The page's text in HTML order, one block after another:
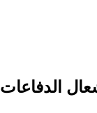
الدفاعات